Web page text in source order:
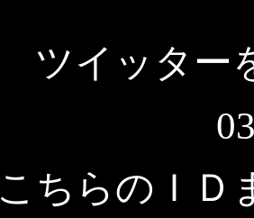
ツイッター
こちらのＩＤ